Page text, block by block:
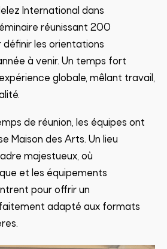
International dans
réunissant 200
les orientations
à venir. Un temps fort
globale, mêlant travail,
de réunion, les équipes ont
Maison des Arts. Un lieu
majestueux, où
et les équipements
pour offrir un
adapté aux formats